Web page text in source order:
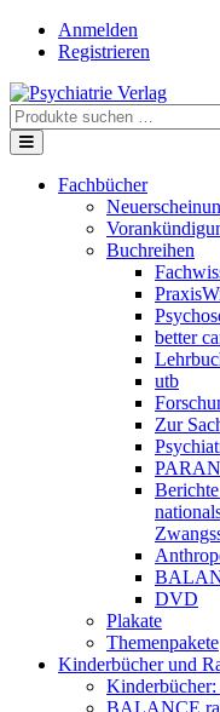
Skip
Anmelden
Registrieren
Suche
nach:
Fachbücher
Buchreihen
better
utb
Zur
DVD
Plakate
Themenpakete
Kinderbücher und
BALANCE